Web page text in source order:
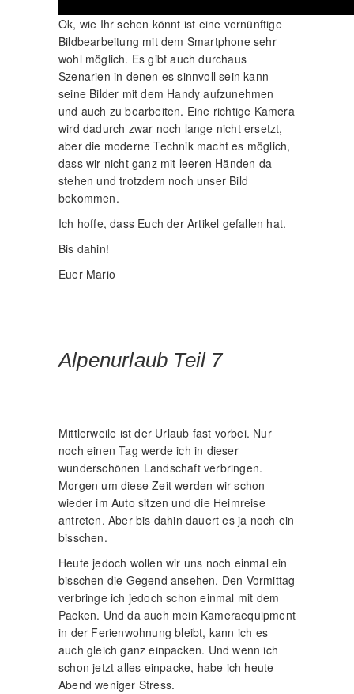
Ok, wie Ihr sehen könnt ist eine vernünftige
Bildbearbeitung mit dem Smartphone sehr
wohl möglich. Es gibt auch durchaus
Szenarien in denen es sinnvoll sein kann
seine Bilder mit dem Handy aufzunehmen
und auch zu bearbeiten. Eine richtige Kamera
wird dadurch zwar noch lange nicht ersetzt,
aber die moderne Technik macht es möglich,
dass wir nicht ganz mit leeren Händen da
stehen und trotzdem noch unser Bild
bekommen.
Ich hoffe, dass Euch der Artikel gefallen hat.
Bis dahin!
Euer Mario
Alpenurlaub Teil 7
Mittlerweile ist der Urlaub fast vorbei. Nur
noch einen Tag werde ich in dieser
wunderschönen Landschaft verbringen.
Morgen um diese Zeit werden wir schon
wieder im Auto sitzen und die Heimreise
antreten. Aber bis dahin dauert es ja noch ein
bisschen.
Heute jedoch wollen wir uns noch einmal ein
bisschen die Gegend ansehen. Den Vormittag
verbringe ich jedoch schon einmal mit dem
Packen. Und da auch mein Kameraequipment
in der Ferienwohnung bleibt, kann ich es
auch gleich ganz einpacken. Und wenn ich
schon jetzt alles einpacke, habe ich heute
Abend weniger Stress.